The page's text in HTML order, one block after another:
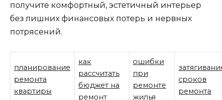
получите комфортный, эстетичный интерьер
без лишних финансовых потерь и нервных
потрясений.
планирование
ремонта
квартиры
как
рассчитать
бюджет на
ремонт
ошибки
при
ремонте
жилья
сроков
ремонта